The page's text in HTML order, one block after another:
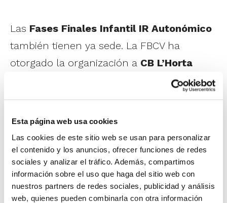
Esta página web usa cookies
Las cookies de este sitio web se usan para personalizar
el contenido y los anuncios, ofrecer funciones de redes
sociales y analizar el tráfico. Además, compartimos
información sobre el uso que haga del sitio web con
nuestros partners de redes sociales, publicidad y análisis
web, quienes pueden combinarla con otra información
Las Fases Finales Infantil IR Autonómico
también tienen ya sede. La FBCV ha
otorgado la organización a CB L’Horta
en categoría femenina y a
Las dos Fases se disputarán del 6 al 8 de
mayo. En femenino optan al título Valencia
Basket Cormorans, CB San Blas Alicante,